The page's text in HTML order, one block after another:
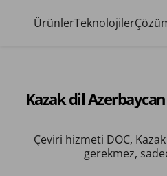
ÜrünlerTeknolojiler
Kazak dil
Çeviri hizmeti DOC,
gerekmez,